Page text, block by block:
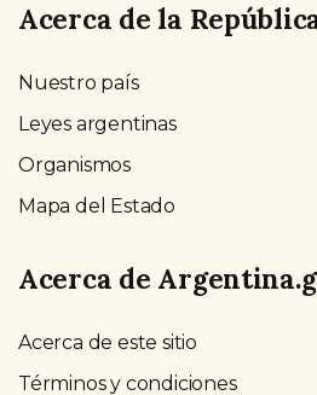
Acerca de la
Nuestro país
Leyes argentinas
Organismos
Mapa del Estado
Acerca de
Acerca de este sitio
Términos y condiciones